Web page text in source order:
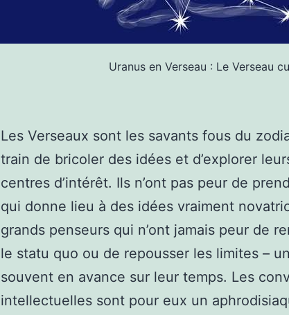
Uranus en Verseau : Le Verseau
Les Verseaux sont les savants fous du
train de bricoler des idées et d’explorer
centres d’intérêt. Ils n’ont pas peur de
qui donne lieu à des idées vraiment
grands penseurs qui n’ont jamais peur de
le statu quo ou de repousser les limites –
souvent en avance sur leur temps. Les
intellectuelles sont pour eux un